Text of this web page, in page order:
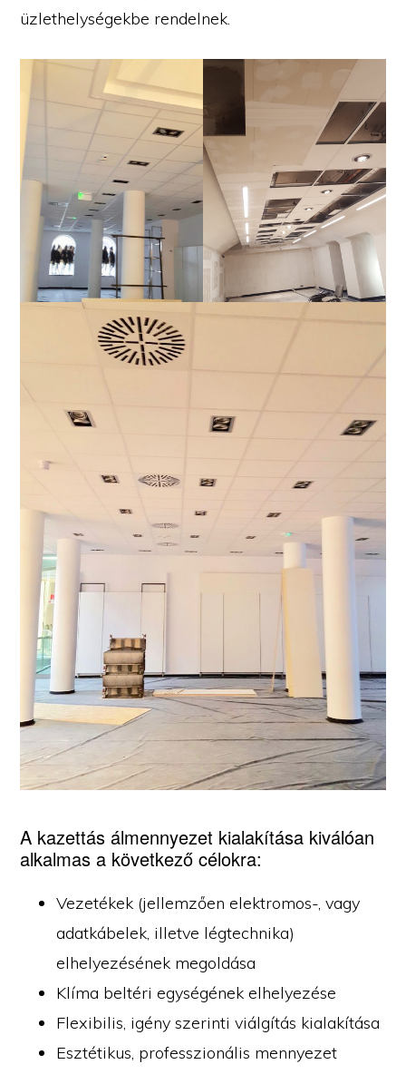
üzlethelységekbe rendelnek.
A kazettás álmennyezet kialakítása kiválóan
alkalmas a következő célokra:
Vezetékek (jellemzően elektromos-, vagy
adatkábelek, illetve légtechnika)
elhelyezésének megoldása
Klíma beltéri egységének elhelyezése
Flexibilis, igény szerinti viálgítás kialakítása
Esztétikus, professzionális mennyezet